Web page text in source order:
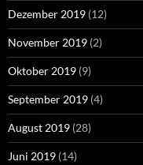
Dezember 2019 (12)
November 2019 (2)
Oktober 2019 (9)
September 2019 (4)
August 2019 (28)
Juni 2019 (14)